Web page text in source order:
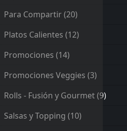
Para Compartir(20)
Platos Calientes (12)
Promociones (14)
Promociones Veggies (3)
Rolls - Fusión y Gourmet(9)
Salsas y Topping (10)